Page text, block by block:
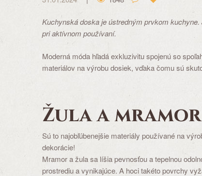
Kuchynská doska je ústredným prvkom
pri aktívnom používaní.
Moderná móda hľadá exkluzivitu spojenú so
materiálov na výrobu dosiek, vďaka čomu sú
Žula a mramor
Sú to najobľúbenejšie materiály používané na
dekorácie!
Mramor a žula sa líšia pevnosťou a tepelnou
prostrediu a vynikajúce. A hoci takéto povrchy